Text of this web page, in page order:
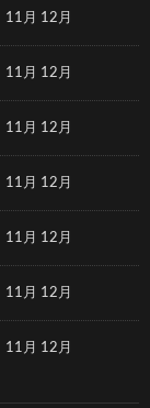
11月 12月
11月 12月
11月 12月
11月 12月
11月 12月
11月 12月
11月 12月